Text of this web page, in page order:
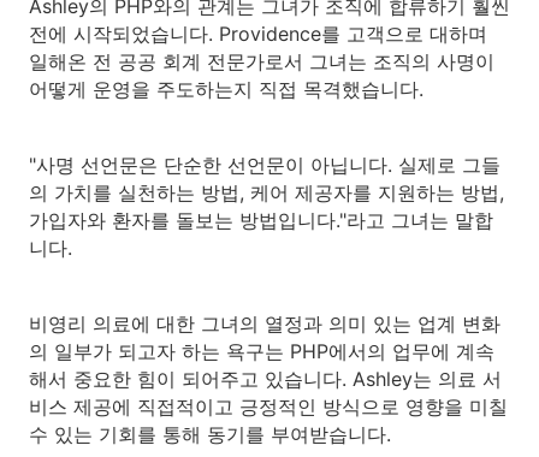
Ashley의 PHP와의 관계는 그녀가 조직에 합류하기 훨씬
전에 시작되었습니다. Providence를 고객으로 대하며
일해온 전 공공 회계 전문가로서 그녀는 조직의 사명이
어떻게 운영을 주도하는지 직접 목격했습니다.
"사명 선언문은 단순한 선언문이 아닙니다. 실제로 그들
의 가치를 실천하는 방법, 케어 제공자를 지원하는 방법,
가입자와 환자를 돌보는 방법입니다."라고 그녀는 말합
니다.
비영리 의료에 대한 그녀의 열정과 의미 있는 업계 변화
의 일부가 되고자 하는 욕구는 PHP에서의 업무에 계속
해서 중요한 힘이 되어주고 있습니다. Ashley는 의료 서
비스 제공에 직접적이고 긍정적인 방식으로 영향을 미칠
수 있는 기회를 통해 동기를 부여받습니다.